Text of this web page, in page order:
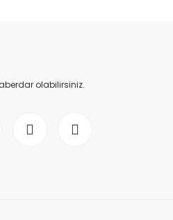
olabilirsiniz.